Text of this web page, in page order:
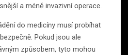
a méně invazivní operace.
do medicíny musí probíhat
Pokud jsou ale
způsobem, tyto mohou